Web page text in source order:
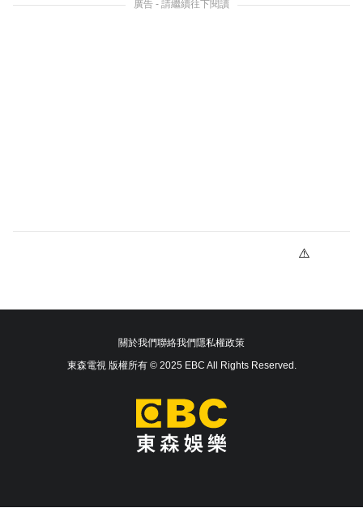
廣告 - 請繼續往下閱讀
關於我們聯絡我們隱私權政策
東森電視 版權所有 © 2025 EBC All Rights Reserved.